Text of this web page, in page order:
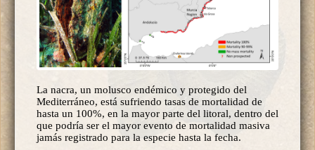
La nacra, un molusco endémico y protegido del
Mediterráneo, está sufriendo tasas de mortalidad de
hasta un 100%, en la mayor parte del litoral, dentro del
que podría ser el mayor evento de mortalidad masiva
jamás registrado para la especie hasta la fecha.